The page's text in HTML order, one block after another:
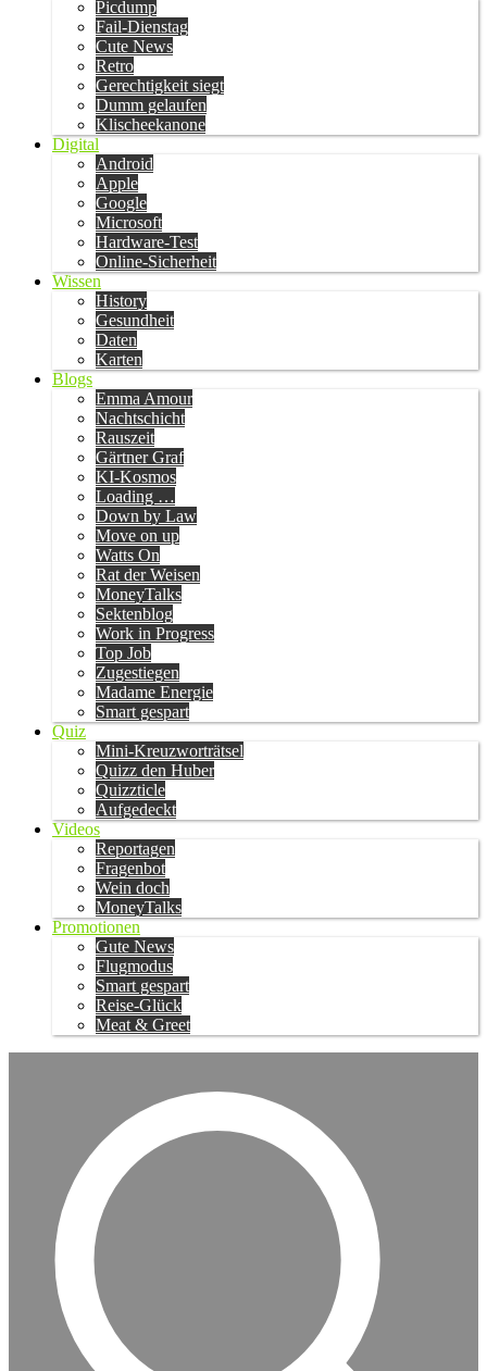
Picdump
Fail-Dienstag
Cute News
Retro
Gerechtigkeit siegt
Dumm gelaufen
Klischeekanone
Digital
Android
Apple
Google
Microsoft
Hardware-Test
Online-Sicherheit
Wissen
History
Gesundheit
Daten
Karten
Blogs
Emma Amour
Nachtschicht
Rauszeit
Gärtner Graf
KI-Kosmos
Loading …
Down by Law
Move on up
Watts On
Rat der Weisen
MoneyTalks
Sektenblog
Work in Progress
Top Job
Zugestiegen
Madame Energie
Smart gespart
Quiz
Mini-Kreuzworträtsel
Quizz den Huber
Quizzticle
Aufgedeckt
Videos
Reportagen
Fragenbot
Wein doch
MoneyTalks
Promotionen
Gute News
Flugmodus
Smart gespart
Reise-Glück
Meat & Greet